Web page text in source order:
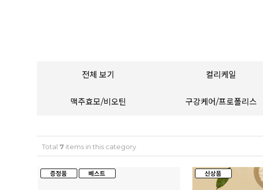
전체 보기 컬리케일
맥주효모/비오틴 구강케어/프로폴리스
Total 7 items in this category